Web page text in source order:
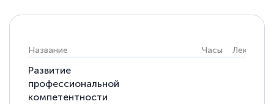
Выражаю благодарность за курс
повышения квалификации "Эксперт ЕГЭ по
русскому языку и литературе". Много
Название Часы Лекции
Развитие
профессиональной
компетентности